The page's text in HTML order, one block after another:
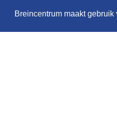
Breincentrum maakt